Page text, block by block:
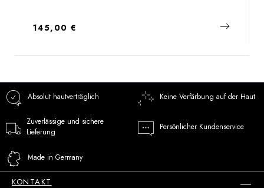
Regulärer Preis:
145,00 €
Absolut hautverträglich Keine Verfärbung auf der Haut
Zuverlässige und sichere
Lieferung
Persönlicher Kundenservice
Made in Germany
KONTAKT